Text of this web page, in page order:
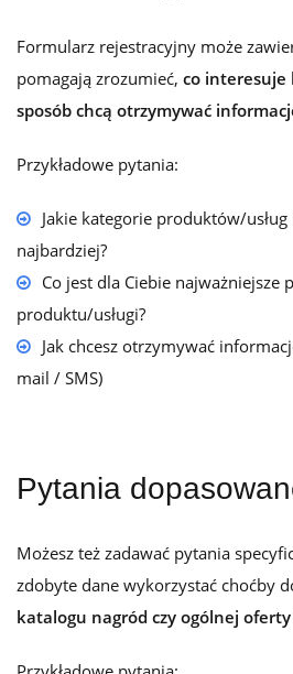
Formularz rejestracyjny może
pomagają zrozumieć, co interesuje
sposób chcą otrzymywać
Przykładowe pytania:
Jakie kategorie produktów/
najbardziej?
Co jest dla Ciebie najważniejsze
produktu/usługi?
Jak chcesz otrzymywać
mail / SMS)
Pytania
Możesz też zadawać pytania
zdobyte dane wykorzystać choćby
katalogu nagród czy ogólnej